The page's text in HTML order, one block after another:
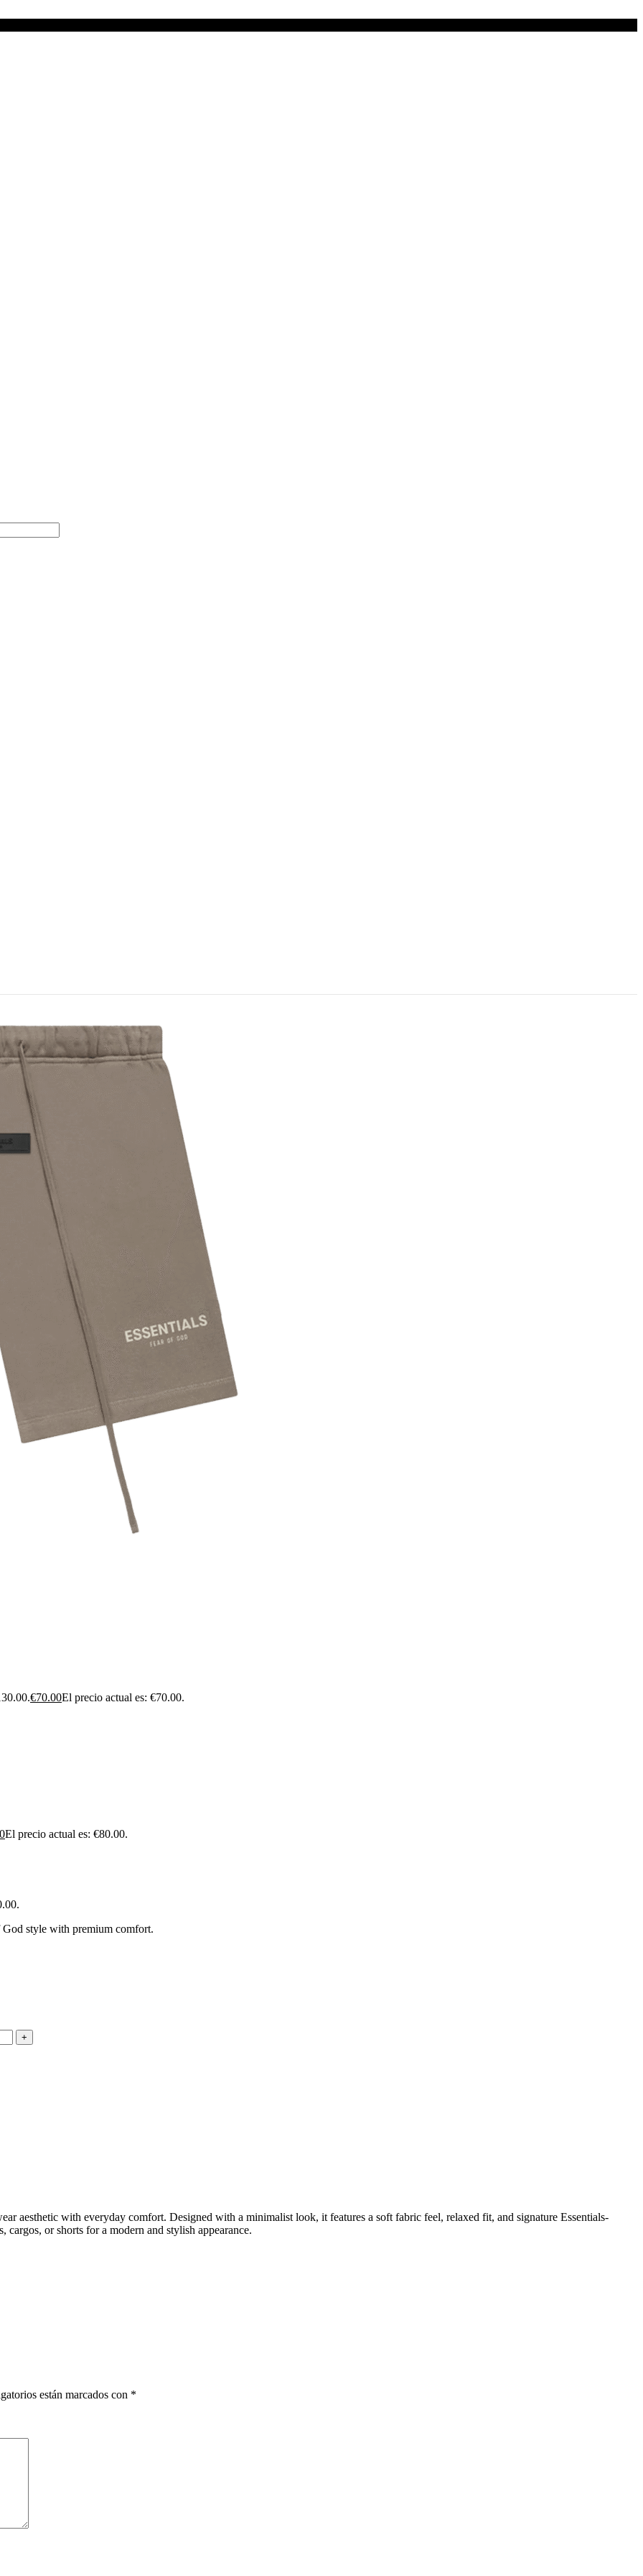
€70.00El precio actual es: €70.00.
El precio actual es: €80.00.
God style with premium comfort.
aesthetic with everyday comfort. Designed with a minimalist look, it features a soft fabric feel, relaxed fit, and signature Essentials-
or shorts for a modern and stylish appearance.
están marcados con *